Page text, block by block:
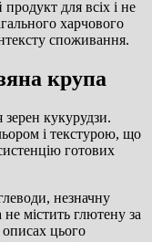
для всіх і не
харчового
споживання.
крупа
кукурудзи.
і текстурою, що
готових
незначну
не містить глютену за
цього